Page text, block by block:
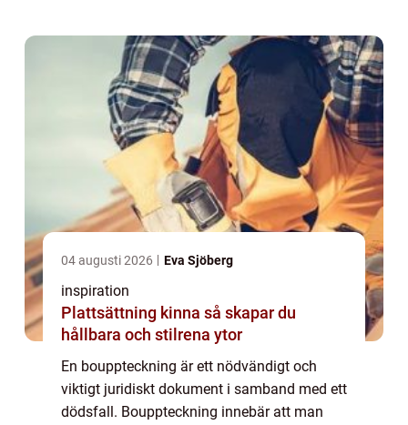
04 augusti 2026 Eva Sjöberg
inspiration
Plattsättning kinna så skapar du
hållbara och stilrena ytor
En bouppteckning är ett nödvändigt och
viktigt juridiskt dokument i samband med ett
dödsfall. Bouppteckning innebär att man